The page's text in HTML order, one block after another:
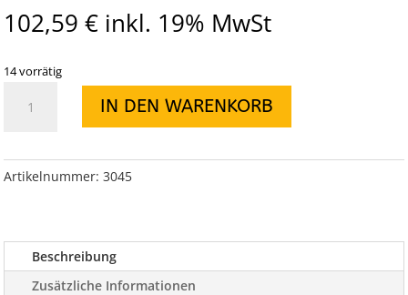
102,59 € inkl. 19% MwSt
14 vorrätig
Gasdruckstoßdämpfer
1/96-
Menge
IN DEN WARENKORB
Artikelnummer: 3045
Beschreibung
Zusätzliche Informationen